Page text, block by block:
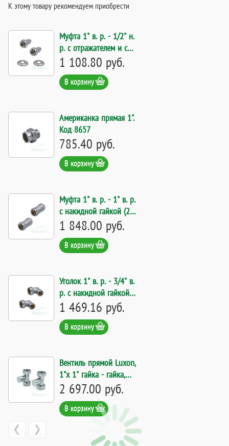
К этому товару рекомендуем приобрести
Муфта 1" в. р. - 1/2" н.
р. с отражателем и с
накидной гайкой (2
1 108.80 руб.
В корзину
Американка прямая 1".
Код 8657
785.40 руб.
В корзину
Муфта 1" в. р. - 1" в. р.
с накидной гайкой (2
шт). Код 5588
1 848.00 руб.
В корзину
Уголок 1" в. р. - 3/4" в.
р. с накидной гайкой
(2 шт). Код 14602
1 469.16 руб.
В корзину
Вентиль прямой Luxon,
1"х 1" гайка - гайка,
комплект 2 шт. Код
20284
2 697.00 руб.
В корзину